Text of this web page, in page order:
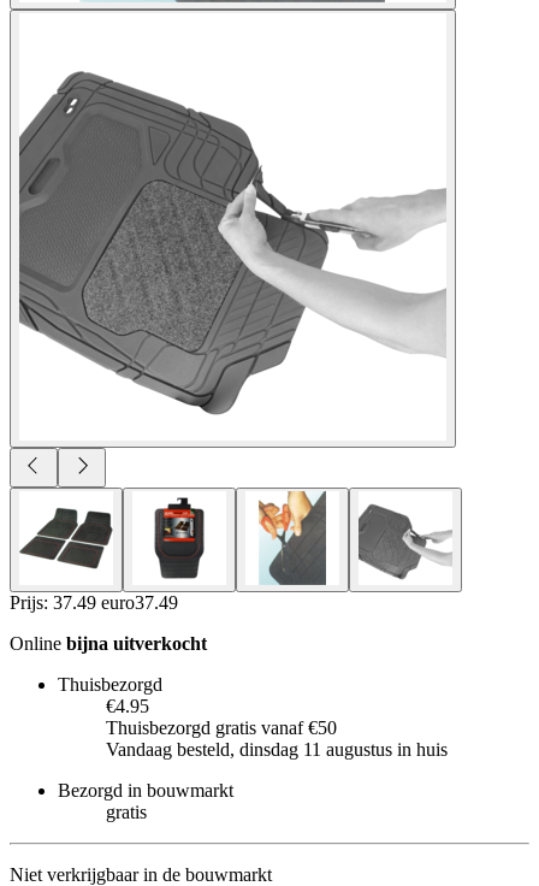
Prijs: 37.49 euro37.49
Online bijna uitverkocht
Thuisbezorgd
€4.95
Thuisbezorgd gratis vanaf €50
Vandaag besteld, dinsdag 11 augustus in huis
Bezorgd in bouwmarkt
gratis
Niet verkrijgbaar in de bouwmarkt